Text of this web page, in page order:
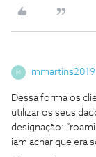
M mmartins2019
Dessa forma os
utilizar os seus
designação:
iam achar que era